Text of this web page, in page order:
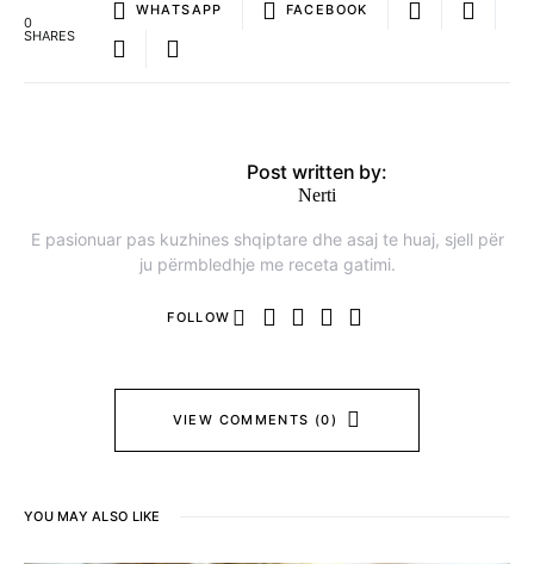
0
SHARES
WHATSAPP FACEBOOK
Post written by:
Nerti
E pasionuar pas kuzhines shqiptare dhe asaj te huaj, sjell për
ju përmbledhje me receta gatimi.
FOLLOW
VIEW COMMENTS (0)
YOU MAY ALSO LIKE